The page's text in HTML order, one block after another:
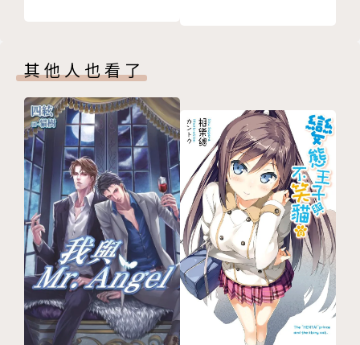
其他人也看了